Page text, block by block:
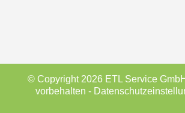
© Copyright 2026 ETL Service
vorbehalten -